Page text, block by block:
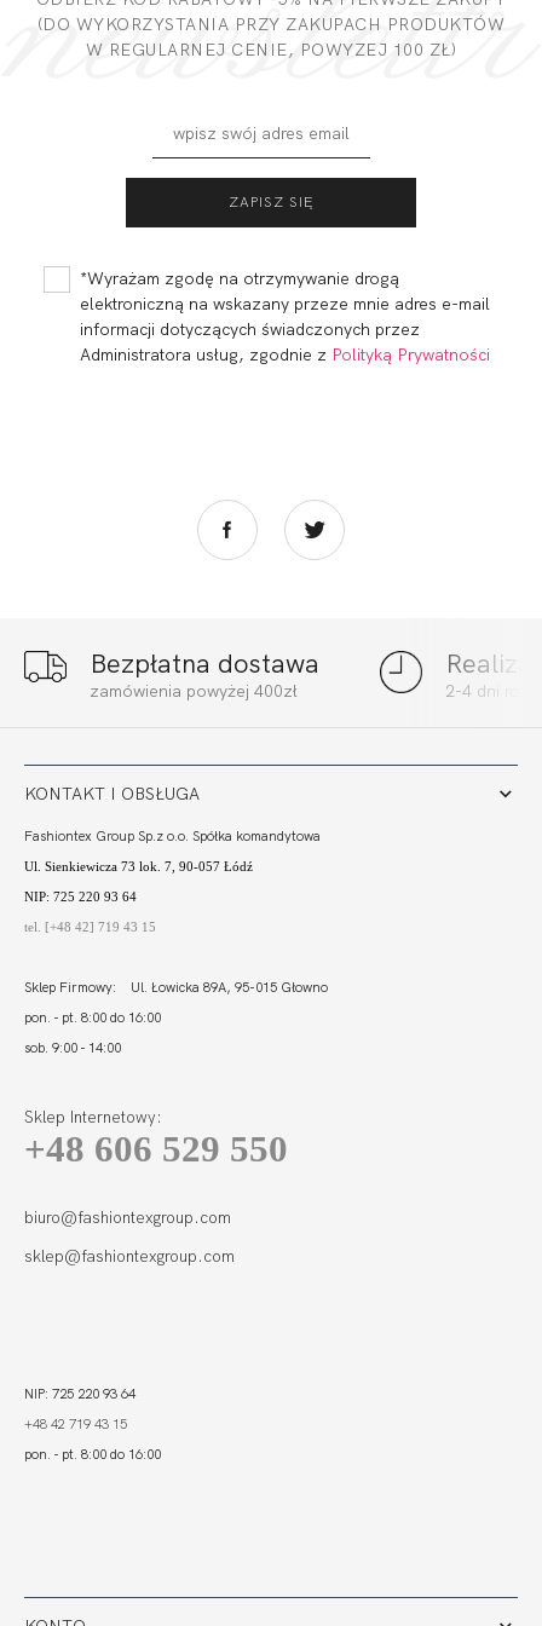
(DO WYKORZYSTANIA PRZY ZAKUPACH PRODUKTÓW
W REGULARNEJ CENIE, POWYZEJ 100 ZŁ)
*Wyrażam zgodę na otrzymywanie drogą
elektroniczną na wskazany przeze mnie adres e-mail
informacji dotyczących świadczonych przez
Administratora usług, zgodnie z Polityką Prywatności
Bezpłatna dostawa
zamówienia powyżej 400zł 2-4 dni
KONTAKT I OBSŁUGA
Fashiontex Group Sp.z o.o. Spółka komandytowa
Ul. Sienkiewicza 73 lok. 7, 90-057 Łódź
NIP: 725 220 93 64
tel. [+48 42] 719 43 15
Sklep Firmowy: Ul. Łowicka 89A, 95-015 Głowno
pon. - pt. 8:00 do 16:00
sob. 9:00 - 14:00
Sklep Internetowy:
+48 606 529 550
biuro@fashiontexgroup.com
sklep@fashiontexgroup.com
NIP: 725 220 93 64
+48 42 719 43 15
pon. - pt. 8:00 do 16:00